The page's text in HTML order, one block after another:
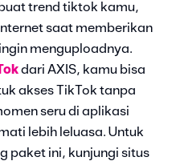
trend tiktok kamu,
saat memberikan
menguploadnya.
dari AXIS, kamu bisa
akses TikTok tanpa
seru di aplikasi
lebih leluasa. Untuk
paket ini, kunjungi situs